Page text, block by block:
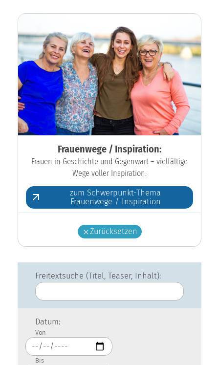
Frauenwege / Inspiration:
Frauen in Geschichte und Gegenwart – vielfältige
Wege voller Inspiration.
zum Schwerpunkt-Thema
Frauenwege / Inspiration
Zurücksetzen
Freitextsuche (Titel, Teaser, Inhalt):
Datum:
Von
Bis